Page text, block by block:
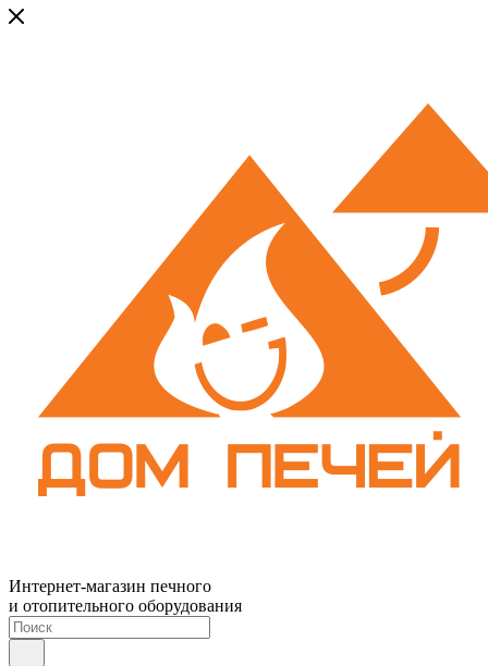
Интернет-магазин печного
и отопительного оборудования